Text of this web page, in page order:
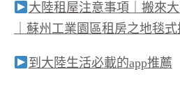
大陸租屋注意事項｜搬來
｜蘇州工業園區租房之地毯
到大陸生活必載的app推薦